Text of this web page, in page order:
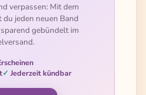
verpassen: Mit dem
jeden neuen Band
gebündelt im
Jederzeit kündbar